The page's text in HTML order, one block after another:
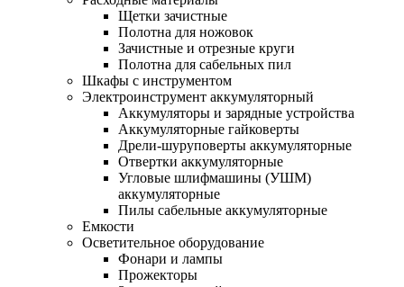
Щетки зачистные
Полотна для ножовок
Зачистные и отрезные круги
Полотна для сабельных пил
Шкафы с инструментом
Электроинструмент аккумуляторный
Аккумуляторы и зарядные устройства
Аккумуляторные гайковерты
Дрели-шуруповерты аккумуляторные
Отвертки аккумуляторные
Угловые шлифмашины (УШМ)
аккумуляторные
Пилы сабельные аккумуляторные
Емкости
Осветительное оборудование
Фонари и лампы
Прожекторы